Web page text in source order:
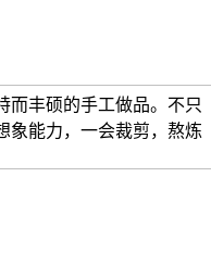
而丰硕的手工做品。不只
象能力，一会裁剪，熬炼